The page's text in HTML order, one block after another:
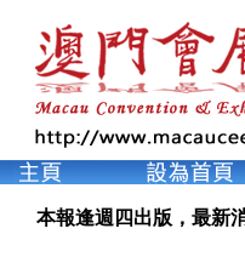
本報逢週四出版，最新